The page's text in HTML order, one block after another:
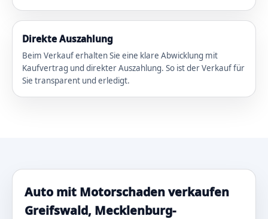
Direkte Auszahlung
Beim Verkauf erhalten Sie eine klare Abwicklung mit
Kaufvertrag und direkter Auszahlung. So ist der Verkauf für
Sie transparent und erledigt.
Auto mit Motorschaden verkaufen
Greifswald, Mecklenburg-